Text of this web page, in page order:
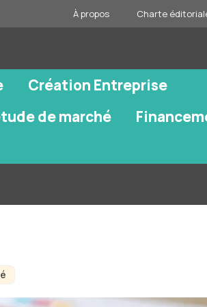
À propos Charte
Création Entreprise
de marché